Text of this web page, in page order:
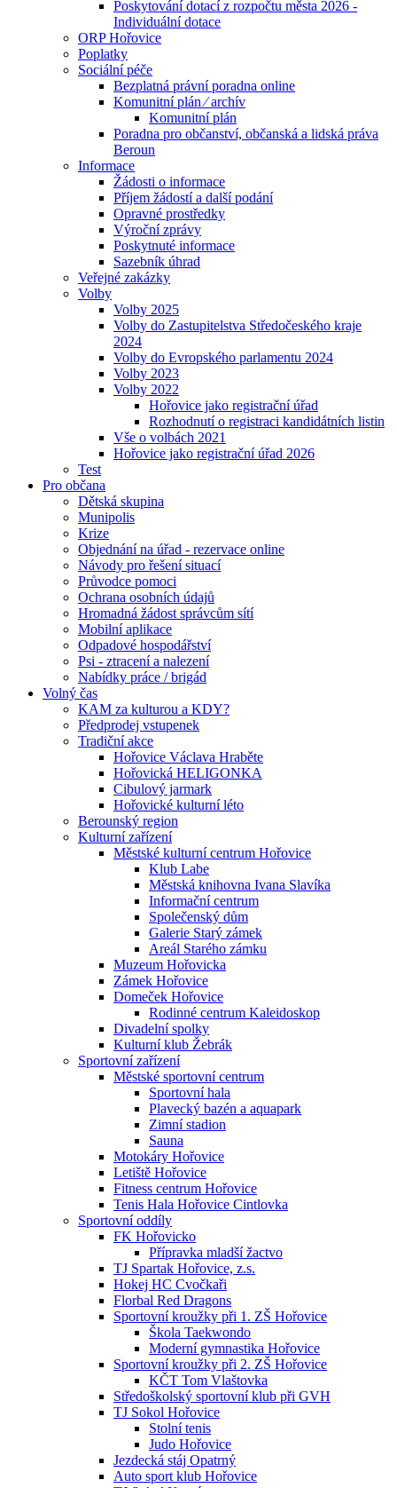
Poskytování dotací z rozpočtu města 2026 -
Individuální dotace
ORP Hořovice
Poplatky
Sociální péče
Bezplatná právní poradna online
Komunitní plán ⁄ archív
Komunitní plán
Poradna pro občanství, občanská a lidská práva
Beroun
Informace
Žádosti o informace
Příjem žádostí a další podání
Opravné prostředky
Výroční zprávy
Poskytnuté informace
Sazebník úhrad
Veřejné zakázky
Volby
Volby 2025
Volby do Zastupitelstva Středočeského kraje
2024
Volby do Evropského parlamentu 2024
Volby 2023
Volby 2022
Hořovice jako registrační úřad
Rozhodnutí o registraci kandidátních listin
Vše o volbách 2021
Hořovice jako registrační úřad 2026
Test
Pro občana
Dětská skupina
Munipolis
Krize
Objednání na úřad - rezervace online
Návody pro řešení situací
Průvodce pomoci
Ochrana osobních údajů
Hromadná žádost správcům sítí
Mobilní aplikace
Odpadové hospodářství
Psi - ztracení a nalezení
Nabídky práce / brigád
Volný čas
KAM za kulturou a KDY?
Předprodej vstupenek
Tradiční akce
Hořovice Václava Hraběte
Hořovická HELIGONKA
Cibulový jarmark
Hořovické kulturní léto
Berounský region
Kulturní zařízení
Městské kulturní centrum Hořovice
Klub Labe
Městská knihovna Ivana Slavíka
Informační centrum
Společenský dům
Galerie Starý zámek
Areál Starého zámku
Muzeum Hořovicka
Zámek Hořovice
Domeček Hořovice
Rodinné centrum Kaleidoskop
Divadelní spolky
Kulturní klub Žebrák
Sportovní zařízení
Městské sportovní centrum
Sportovní hala
Plavecký bazén a aquapark
Zimní stadion
Sauna
Motokáry Hořovice
Letiště Hořovice
Fitness centrum Hořovice
Tenis Hala Hořovice Cintlovka
Sportovní oddíly
FK Hořovicko
Přípravka mladší žactvo
TJ Spartak Hořovice, z.s.
Hokej HC Cvočkaři
Florbal Red Dragons
Sportovní kroužky při 1. ZŠ Hořovice
Škola Taekwondo
Moderní gymnastika Hořovice
Sportovní kroužky při 2. ZŠ Hořovice
KČT Tom Vlaštovka
Středoškolský sportovní klub při GVH
TJ Sokol Hořovice
Stolní tenis
Judo Hořovice
Jezdecká stáj Opatrný
Auto sport klub Hořovice